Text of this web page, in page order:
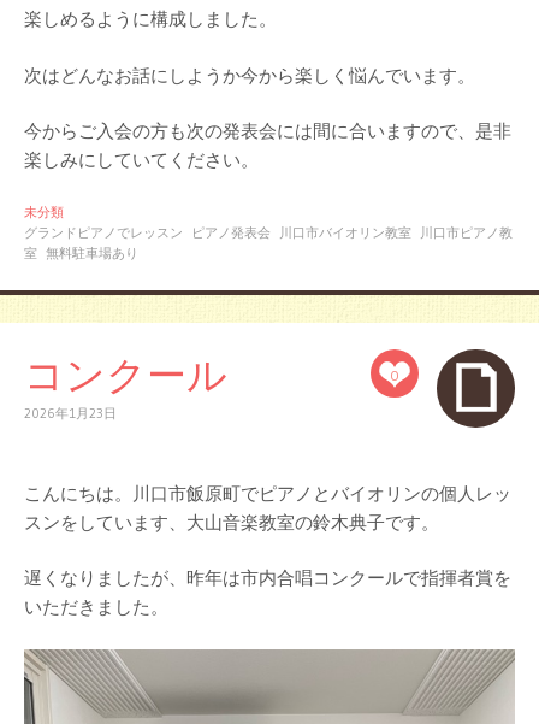
楽しめるように構成しました。
次はどんなお話にしようか今から楽しく悩んでいます。
今からご入会の方も次の発表会には間に合いますので、是非
楽しみにしていてください。
未分類
グランドピアノでレッスン
ピアノ発表会 川口市バイオリン教室
川口市ピアノ教
室 無料駐車場あり
0
コンクール
2026年1月23日
こんにちは。川口市飯原町でピアノとバイオリンの個人レッ
スンをしています、大山音楽教室の鈴木典子です。
遅くなりましたが、昨年は市内合唱コンクールで指揮者賞を
いただきました。